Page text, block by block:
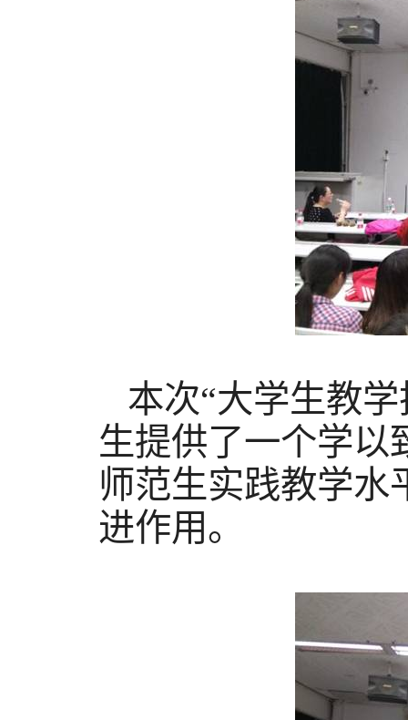
本次“大学生教
生提供了一个学以
师范生实践教学水
进作用。